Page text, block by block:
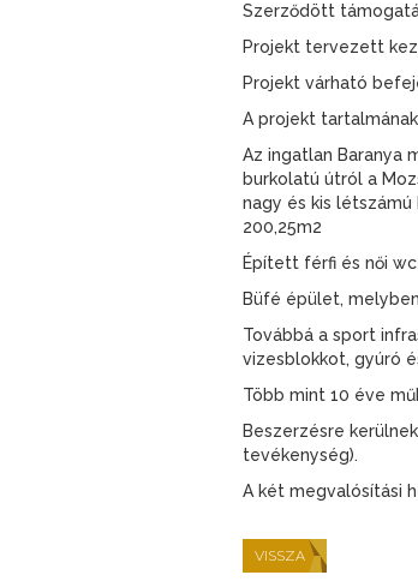
Szerződött
Projekt tervezett
Projekt várható
A projekt
Az ingatlan Baranya
burkolatú útról a
nagy és kis
200,25m2
Épített férfi és női
Büfé épület,
Továbbá a sport
vizesblokkot, gyúró
Több mint 10 éve
Beszerzésre
tevékenység).
A két megvalósítási
VISSZA